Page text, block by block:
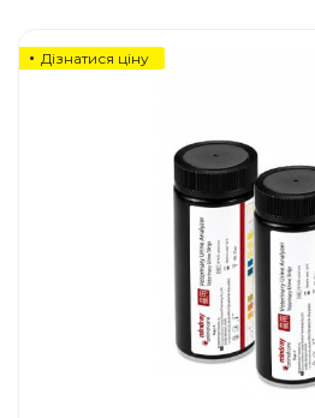
Дізнатися ціну